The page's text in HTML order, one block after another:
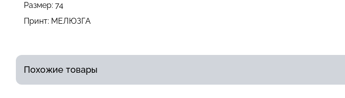
Размер: 74
Принт: МЕЛЮЗГА
Похожие товары